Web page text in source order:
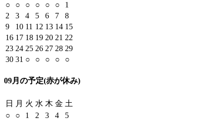
○
○ ○ ○ ○ ○
1
2
3 4 5 6 7
8
9
10 11 12 13 14 15
16 17 18 19 20 21 22
23 24 25 26 27 28 29
30 31 ○ ○ ○ ○ ○
09月の予定(赤が休み)
日 月 火 水 木 金 土
○
○ 1 2 3 4
5